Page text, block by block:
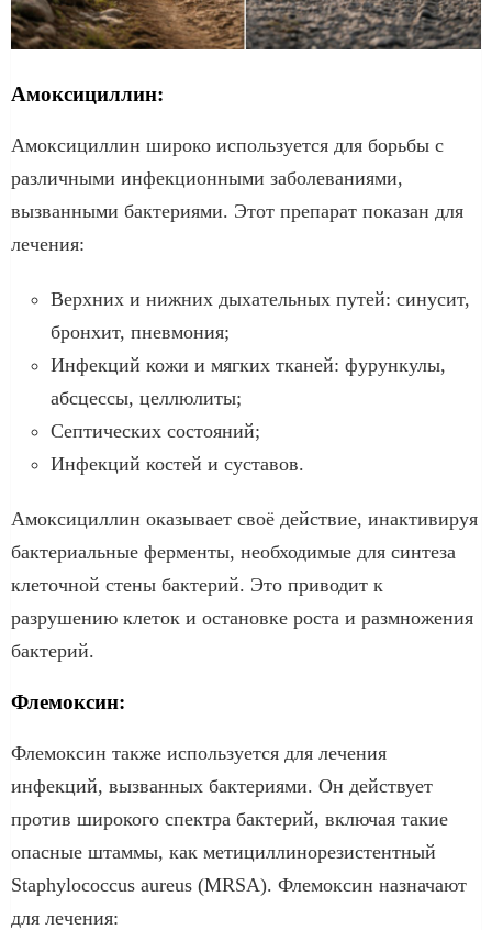
Амоксициллин:
Амоксициллин широко используется для борьбы с
различными инфекционными заболеваниями,
вызванными бактериями. Этот препарат показан для
лечения:
Верхних и нижних дыхательных путей: синусит,
бронхит, пневмония;
Инфекций кожи и мягких тканей: фурункулы,
абсцессы, целлюлиты;
Септических состояний;
Инфекций костей и суставов.
Амоксициллин оказывает своё действие, инактивируя
бактериальные ферменты, необходимые для синтеза
клеточной стены бактерий. Это приводит к
разрушению клеток и остановке роста и размножения
бактерий.
Флемоксин:
Флемоксин также используется для лечения
инфекций, вызванных бактериями. Он действует
против широкого спектра бактерий, включая такие
опасные штаммы, как метициллинорезистентный
Staphylococcus aureus (MRSA). Флемоксин назначают
для лечения: